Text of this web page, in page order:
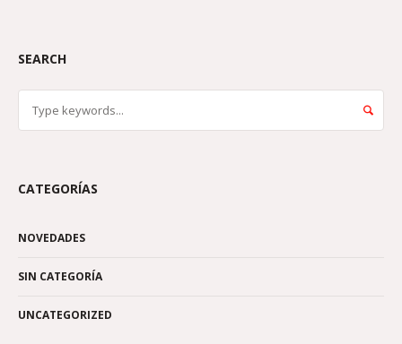
SEARCH
CATEGORÍAS
NOVEDADES
SIN CATEGORÍA
UNCATEGORIZED